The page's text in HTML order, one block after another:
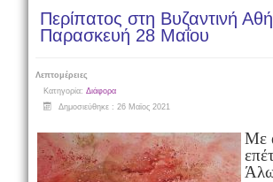
Περίπατος στη Βυζαντινή
Παρασκευή 28 Μαΐου
Λεπτομέρειες
Κατηγορία: Διάφορα
Δημοσιεύθηκε : 26 Μαϊος 2021
Με